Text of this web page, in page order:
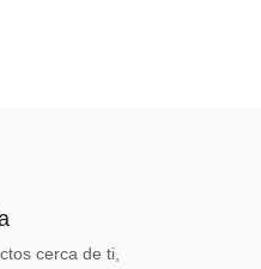
cerca de ti,